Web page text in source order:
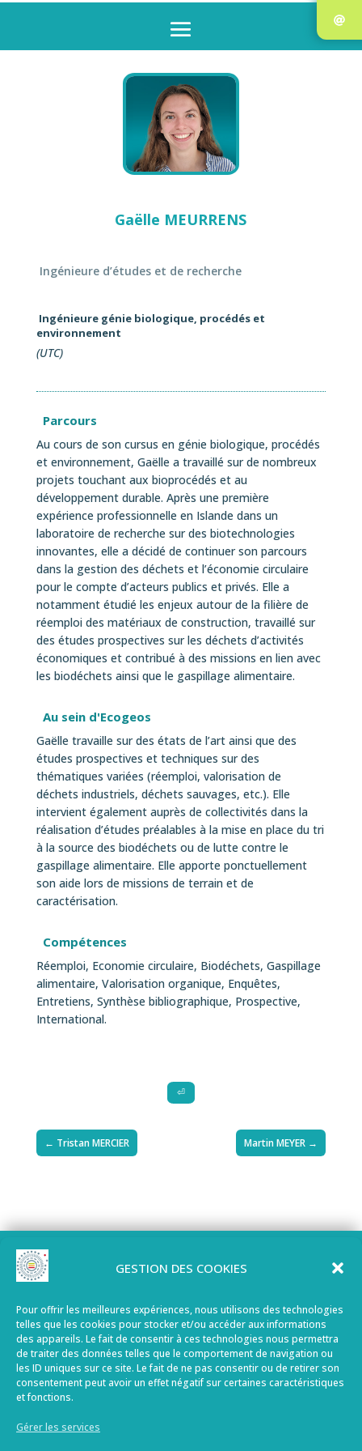
GESTION DES COOKIES
Pour offrir les meilleures expériences, nous utilisons des technologies
telles que les cookies pour stocker et/ou accéder aux informations
des appareils. Le fait de consentir à ces technologies nous permettra
de traiter des données telles que le comportement de navigation ou
les ID uniques sur ce site. Le fait de ne pas consentir ou de retirer son
consentement peut avoir un effet négatif sur certaines caractéristiques
et fonctions.
Gérer les services
Gaëlle MEURRENS
Ingénieure d’études et de recherche
Ingénieure génie biologique, procédés et
environnement
(UTC)
Parcours
Au cours de son cursus en génie biologique, procédés
et environnement, Gaëlle a travaillé sur de nombreux
projets touchant aux bioprocédés et au
développement durable. Après une première
expérience professionnelle en Islande dans un
laboratoire de recherche sur des biotechnologies
innovantes, elle a décidé de continuer son parcours
dans la gestion des déchets et l’économie circulaire
pour le compte d’acteurs publics et privés. Elle a
notamment étudié les enjeux autour de la filière de
réemploi des matériaux de construction, travaillé sur
des études prospectives sur les déchets d’activités
économiques et contribué à des missions en lien avec
les biodéchets ainsi que le gaspillage alimentaire.
Au sein d'Ecogeos
Gaëlle travaille sur des états de l’art ainsi que des
études prospectives et techniques sur des
thématiques variées (réemploi, valorisation de
déchets industriels, déchets sauvages, etc.). Elle
intervient également auprès de collectivités dans la
réalisation d’études préalables à la mise en place du tri
à la source des biodéchets ou de lutte contre le
gaspillage alimentaire. Elle apporte ponctuellement
son aide lors de missions de terrain et de
caractérisation.
Compétences
Réemploi, Economie circulaire, Biodéchets, Gaspillage
alimentaire, Valorisation organique, Enquêtes,
Entretiens, Synthèse bibliographique, Prospective,
International.
⏎
← Tristan MERCIER Martin MEYER →
Ecogeos
3, rue du Colonel Touny
62 000 Arras (France)
Tél. : + 33 (0)3 21 15 55 70